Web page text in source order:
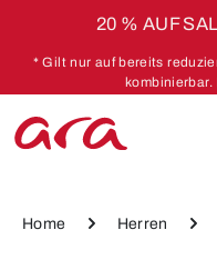
20 % AUF
* Gilt nur auf bereits
kombinierbar.
Home Herren